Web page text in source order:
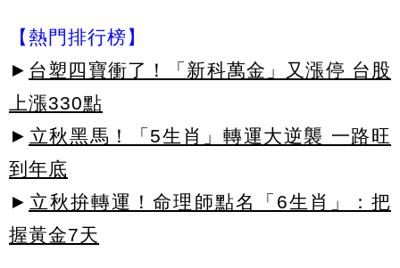
【熱門排行榜】
► 台塑四寶衝了！「新科萬金」又漲停 台股
上漲330點
► 立秋黑馬！「5生肖」轉運大逆襲 一路旺
到年底
► 立秋拚轉運！命理師點名「6生肖」：把
握黃金7天